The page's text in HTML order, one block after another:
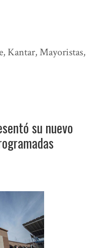
, Kantar,Mayoristas,
su nuevo